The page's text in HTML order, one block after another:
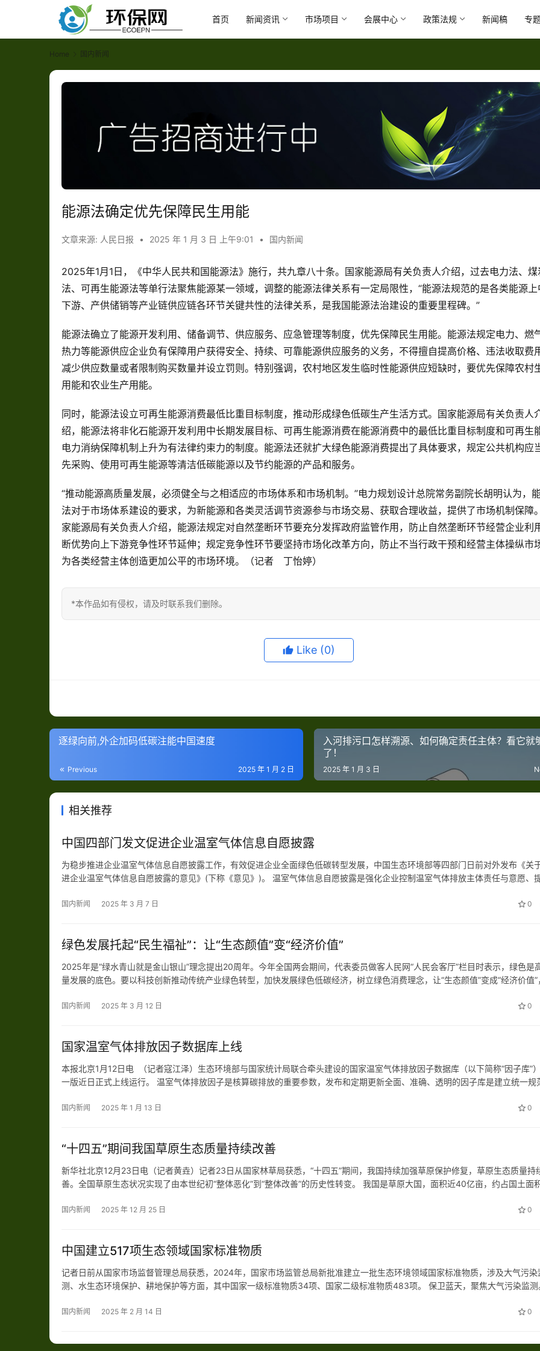
首页 新闻资讯 市场项目 会展中心 政策法规 新闻稿 专
Home 国内新闻
能源法确定优先保障民生用能
文章来源: 人民日报 • 2025 年 1 月 3 日 上午9:01 • 国内新闻
2025年1月1日，《中华人民共和国能源法》施行，共九章八十条。国家能源局有关负责人介绍，过去电力法、煤
法、可再生能源法等单行法聚焦能源某一领域，调整的能源法律关系有一定局限性，“能源法规范的是各类能源上
下游、产供储销等产业链供应链各环节关键共性的法律关系，是我国能源法治建设的重要里程碑。”
能源法确立了能源开发利用、储备调节、供应服务、应急管理等制度，优先保障民生用能。能源法规定电力、燃气
热力等能源供应企业负有保障用户获得安全、持续、可靠能源供应服务的义务，不得擅自提高价格、违法收取费用
减少供应数量或者限制购买数量并设立罚则。特别强调，农村地区发生临时性能源供应短缺时，要优先保障农村
用能和农业生产用能。
同时，能源法设立可再生能源消费最低比重目标制度，推动形成绿色低碳生产生活方式。国家能源局有关负责人
绍，能源法将非化石能源开发利用中长期发展目标、可再生能源消费在能源消费中的最低比重目标制度和可再生
电力消纳保障机制上升为有法律约束力的制度。能源法还就扩大绿色能源消费提出了具体要求，规定公共机构应
先采购、使用可再生能源等清洁低碳能源以及节约能源的产品和服务。
“推动能源高质量发展，必须健全与之相适应的市场体系和市场机制。”电力规划设计总院常务副院长胡明认为，
法对于市场体系建设的要求，为新能源和各类灵活调节资源参与市场交易、获取合理收益，提供了市场机制保障
家能源局有关负责人介绍，能源法规定对自然垄断环节要充分发挥政府监管作用，防止自然垄断环节经营企业利
断优势向上下游竞争性环节延伸；规定竞争性环节要坚持市场化改革方向，防止不当行政干预和经营主体操纵市场
为各类经营主体创造更加公平的市场环境。（记者  丁怡婷）
*本作品如有侵权，请及时联系我们删除。
Like (0)
逐绿向前,外企加码低碳注能中国速度
Previous 2025 年 1 月 2 日
入河排污口怎样溯源、如何确定责任主体？看它就
了！
2025 年 1 月 3 日
相关推荐
中国四部门发文促进企业温室气体信息自愿披露
为稳步推进企业温室气体信息自愿披露工作，有效促进企业全面绿色低碳转型发展，中国生态环境部等四部门日前对外发布《关
进企业温室气体信息自愿披露的意见》(下称《意见》)。 温室气体信息自愿披露是强化企业控制温室气体排放主体责任与意愿、
体信…
国内新闻 2025 年 3 月 7 日 0
绿色发展托起“民生福祉”：让“生态颜值”变“经济价值”
2025年是“绿水青山就是金山银山”理念提出20周年。今年全国两会期间，代表委员做客人民网“人民会客厅”栏目时表示，绿色是
量发展的底色。要以科技创新推动传统产业绿色转型，加快发展绿色低碳经济，树立绿色消费理念，让“生态颜值”变成“经济价值”
国内新闻 2025 年 3 月 12 日 0
国家温室气体排放因子数据库上线
本报北京1月12日电 （记者寇江泽）生态环境部与国家统计局联合牵头建设的国家温室气体排放因子数据库（以下简称“因子库”
一版近日正式上线运行。 温室气体排放因子是核算碳排放的重要参数，发布和定期更新全面、准确、透明的因子库是建立统一规
全…
国内新闻 2025 年 1 月 13 日 0
“十四五”期间我国草原生态质量持续改善
新华社北京12月23日电（记者黄垚）记者23日从国家林草局获悉，“十四五”期间，我国持续加强草原保护修复，草原生态质量持
善。全国草原生态状况实现了由本世纪初“整体恶化”到“整体改善”的历史性转变。 我国是草原大国，面积近40亿亩，约占国土面
国内新闻 2025 年 12 月 25 日 0
中国建立517项生态领域国家标准物质
记者日前从国家市场监督管理总局获悉，2024年，国家市场监管总局新批准建立一批生态环境领域国家标准物质，涉及大气污染
测、水生态环境保护、耕地保护等方面，其中国家一级标准物质34项、国家二级标准物质483项。 保卫蓝天，聚焦大气污染监测
在线…
国内新闻 2025 年 2 月 14 日 0